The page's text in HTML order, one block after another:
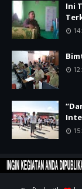
Ini